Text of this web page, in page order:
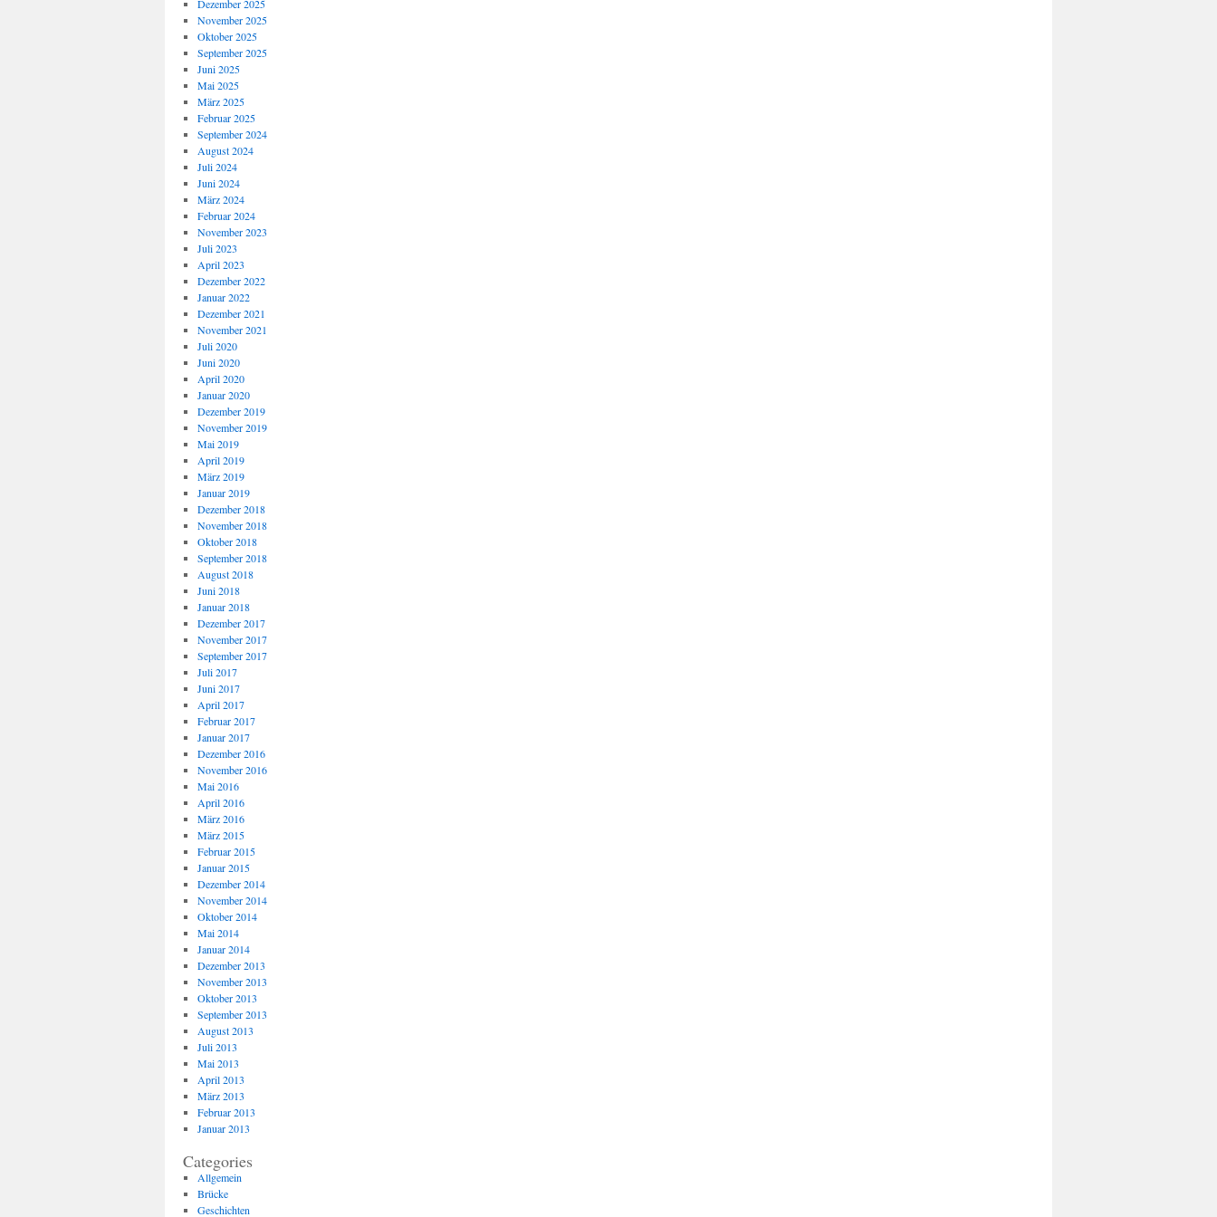
Dezember 2025
November 2025
Oktober 2025
September 2025
Juni 2025
Mai 2025
März 2025
Februar 2025
September 2024
August 2024
Juli 2024
Juni 2024
März 2024
Februar 2024
November 2023
Juli 2023
April 2023
Dezember 2022
Januar 2022
Dezember 2021
November 2021
Juli 2020
Juni 2020
April 2020
Januar 2020
Dezember 2019
November 2019
Mai 2019
April 2019
März 2019
Januar 2019
Dezember 2018
November 2018
Oktober 2018
September 2018
August 2018
Juni 2018
Januar 2018
Dezember 2017
November 2017
September 2017
Juli 2017
Juni 2017
April 2017
Februar 2017
Januar 2017
Dezember 2016
November 2016
Mai 2016
April 2016
März 2016
März 2015
Februar 2015
Januar 2015
Dezember 2014
November 2014
Oktober 2014
Mai 2014
Januar 2014
Dezember 2013
November 2013
Oktober 2013
September 2013
August 2013
Juli 2013
Mai 2013
April 2013
März 2013
Februar 2013
Januar 2013
Categories
Allgemein
Brücke
Geschichten